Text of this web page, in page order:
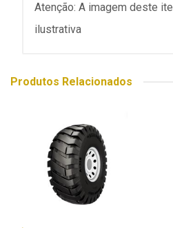
Atenção: A imagem deste
ilustrativa
Produtos Relacionados